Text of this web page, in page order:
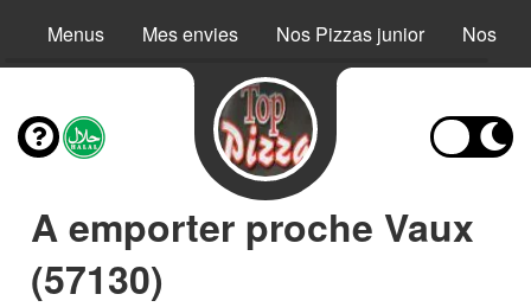
Menus Mes envies Nos Pizzas junior Nos
A emporter proche Vaux
(57130)